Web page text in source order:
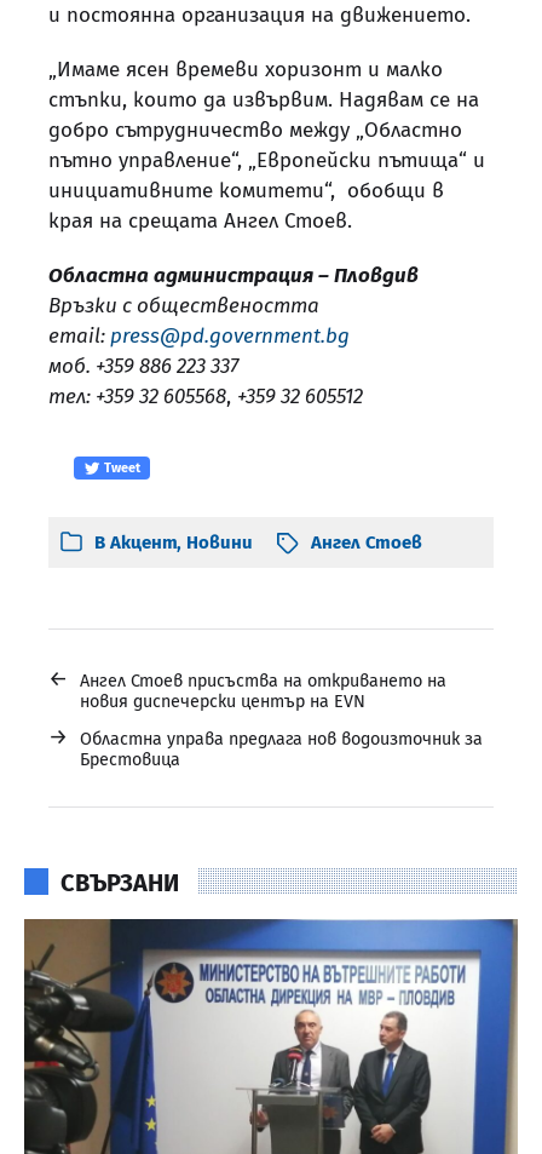
и постоянна организация на движението.
„Имаме ясен времеви хоризонт и малко
стъпки, които да извървим. Надявам се на
добро сътрудничество между „Областно
пътно управление“, „Европейски пътища“ и
инициативните комитети“, обобщи в
края на срещата Ангел Стоев.
Областна администрация – Пловдив
Връзки с обществеността
email: press@pd.government.bg
моб. +359 886 223 337
тел: +359 32 605568, +359 32 605512
Tweet
В Акцент, Новини Ангел Стоев
←
Ангел Стоев присъства на откриването на
новия диспечерски център на EVN
→
Областна управа предлага нов водоизточник за
Брестовица
СВЪРЗАНИ